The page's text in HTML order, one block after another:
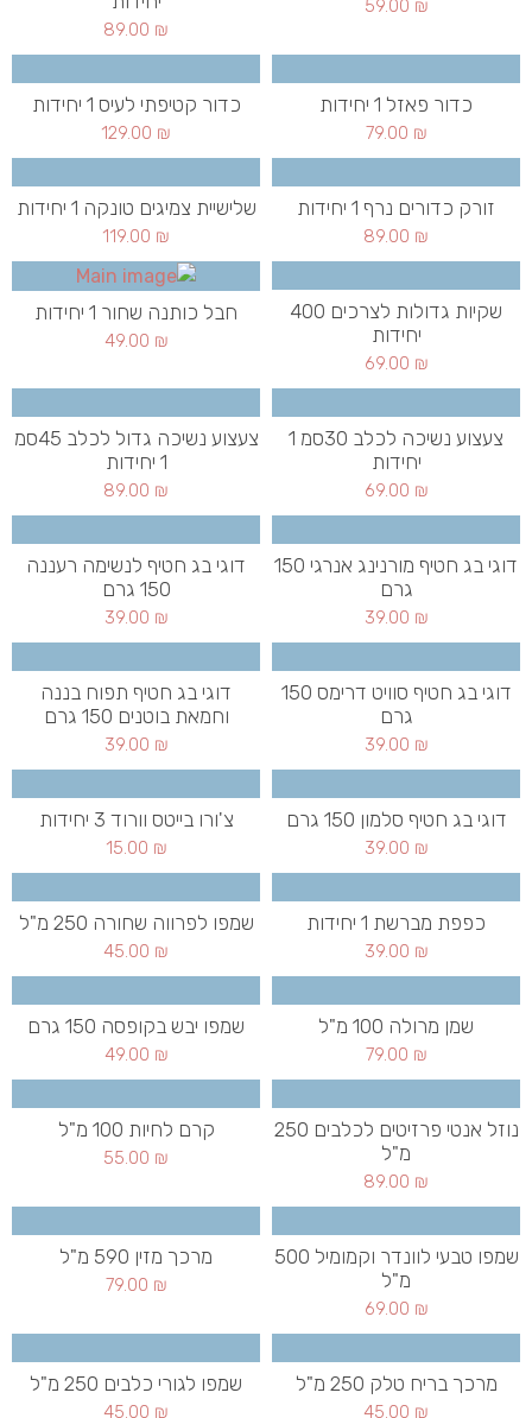
59.00 ₪
89.00 ₪
כדור פאזל 1 יחידות
79.00 ₪
כדור קטיפתי לעיס 1 יחידות
129.00 ₪
זורק כדורים נרף 1 יחידות
89.00 ₪
שלישיית צמיגים טונקה 1 יחידות
119.00 ₪
שקיות גדולות לצרכים 400
יחידות
69.00 ₪
חבל כותנה שחור 1 יחידות
49.00 ₪
צעצוע נשיכה לכלב 30סמ 1
יחידות
69.00 ₪
צעצוע נשיכה גדול לכלב 45סמ
1 יחידות
89.00 ₪
דוגי בג חטיף מורנינג אנרגי 150
גרם
39.00 ₪
דוגי בג חטיף לנשימה רעננה
150 גרם
39.00 ₪
דוגי בג חטיף סוויט דרימס 150
גרם
39.00 ₪
דוגי בג חטיף תפוח בננה
וחמאת בוטנים 150 גרם
39.00 ₪
דוגי בג חטיף סלמון 150 גרם
39.00 ₪
צ'ורו בייטס וורוד 3 יחידות
15.00 ₪
כפפת מברשת 1 יחידות
39.00 ₪
שמפו לפרווה שחורה 250 מ"ל
45.00 ₪
שמן מרולה 100 מ"ל
79.00 ₪
שמפו יבש בקופסה 150 גרם
49.00 ₪
נוזל אנטי פרזיטים לכלבים 250
מ"ל
89.00 ₪
קרם לחיות 100 מ"ל
55.00 ₪
שמפו טבעי לוונדר וקמומיל 500
מ"ל
69.00 ₪
מרכך מזין 590 מ"ל
79.00 ₪
מרכך בריח טלק 250 מ"ל
45.00 ₪
שמפו לגורי כלבים 250 מ"ל
45.00 ₪